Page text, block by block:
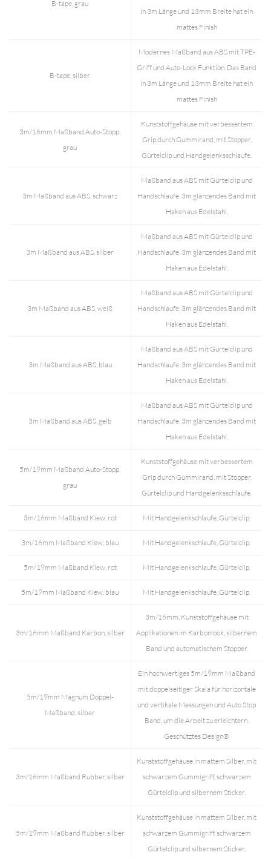
B-tape, grau
in 3m Länge und 13mm Breite hat ein
mattes Finish
B-tape, silber
Modernes Maßband aus ABS mit TPE-
Griff und Auto-Lock Funktion. Das Band
in 3m Länge und 13mm Breite hat ein
mattes Finish
3m/16mm Maßband Auto-Stopp,
grau
Kunststoffgehäuse mit verbessertem
Grip durch Gummirand, mit Stopper,
Gürtelclip und Handgelenksschlaufe.
3m Maßband aus ABS, schwarz
Maßband aus ABS mit Gürtelclip und
Handschlaufe. 3m glänzendes Band mit
Haken aus Edelstahl.
3m Maßband aus ABS, silber
Maßband aus ABS mit Gürtelclip und
Handschlaufe. 3m glänzendes Band mit
Haken aus Edelstahl.
3m Maßband aus ABS, weiß
Maßband aus ABS mit Gürtelclip und
Handschlaufe. 3m glänzendes Band mit
Haken aus Edelstahl.
3m Maßband aus ABS, blau
Maßband aus ABS mit Gürtelclip und
Handschlaufe. 3m glänzendes Band mit
Haken aus Edelstahl.
3m Maßband aus ABS, gelb
Maßband aus ABS mit Gürtelclip und
Handschlaufe. 3m glänzendes Band mit
Haken aus Edelstahl.
5m/19mm Maßband Auto-Stopp,
grau
Kunststoffgehäuse mit verbessertem
Grip durch Gummirand, mit Stopper,
Gürtelclip und Handgelenksschlaufe.
3m/16mm Maßband Kiew, rot Mit Handgelenkschlaufe, Gürtelclip.
3m/16mm Maßband Kiew, blau Mit Handgelenkschlaufe, Gürtelclip.
5m/19mm Maßband Kiew, rot Mit Handgelenkschlaufe, Gürtelclip.
5m/19mm Maßband Kiew, blau Mit Handgelenkschlaufe, Gürtelclip.
3m/16mm Maßband Karbon, silber
3m/16mm, Kunststoffgehäuse mit
Applikationen im Karbonlook, silbernem
Band und automatischem Stopper.
5m/19mm Magnum Doppel-
Maßband, silber
Ein hochwertiges 5m/19mm Maßband
mit doppelseitiger Skala für horizontale
und vertikale Messungen und Auto Stop
Band, um die Arbeit zu erleichtern.
Geschütztes Design®
3m/16mm Maßband Rubber, silber
Kunststoffgehäuse in mattem Silber, mit
schwarzem Gummigriff, schwarzem
Gürtelclip und silbernem Sticker.
5m/19mm Maßband Rubber, silber
Kunststoffgehäuse in mattem Silber, mit
schwarzem Gummigriff, schwarzem
Gürtelclip und silbernem Sticker.